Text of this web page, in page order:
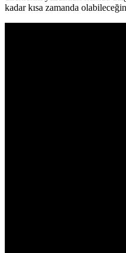
kadar kısa zamanda